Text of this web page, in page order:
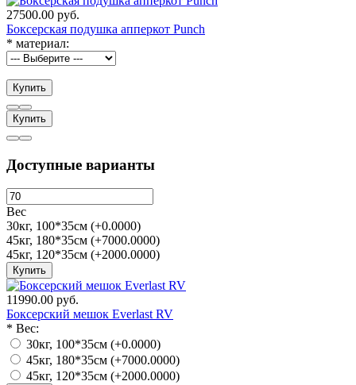
27500.00 руб.
Боксерская подушка апперкот Punch
* материал:
Купить
Купить
Доступные варианты
Вес
30кг, 100*35см (+0.0000)
45кг, 180*35см (+7000.0000)
45кг, 120*35см (+2000.0000)
Купить
11990.00 руб.
Боксерский мешок Everlast RV
* Вес:
30кг, 100*35см (+0.0000)
45кг, 180*35см (+7000.0000)
45кг, 120*35см (+2000.0000)